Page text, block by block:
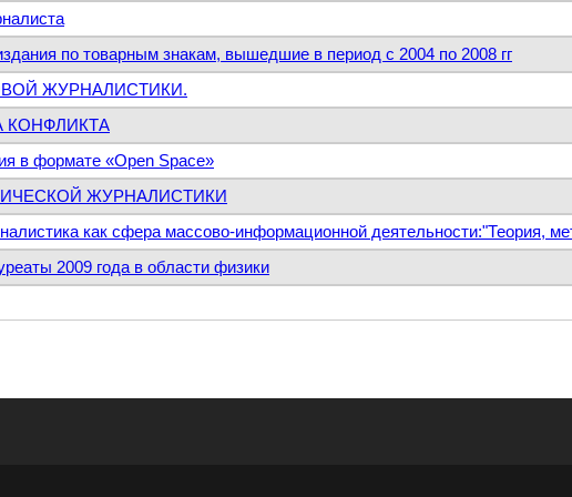
по товарным знакам, вышедшие в период с 2004 по 2008 гг
ЖУРНАЛИСТИКИ.
КОНФЛИКТА
в формате «Open Space»
ЖУРНАЛИСТИКИ
как сфера массово-информационной деятельности:"Теория,
2009 года в области физики